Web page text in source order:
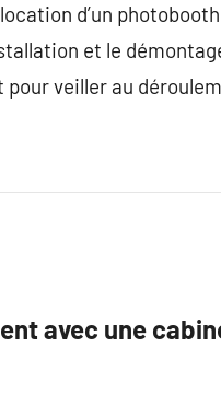
d’un
et le
pour veiller au
avec une